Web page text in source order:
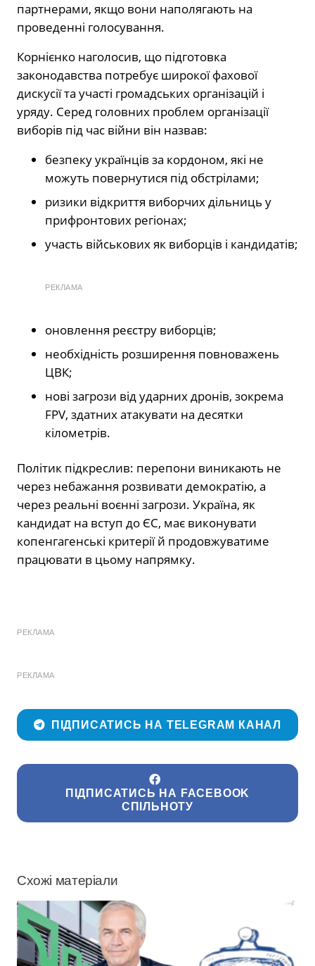
партнерами, якщо вони наполягають на
проведенні голосування.
Корнієнко наголосив, що підготовка
законодавства потребує широкої фахової
дискусії та участі громадських організацій і
уряду. Серед головних проблем організації
виборів під час війни він назвав:
безпеку українців за кордоном, які не
можуть повернутися під обстрілами;
ризики відкриття виборчих дільниць у
прифронтових регіонах;
участь військових як виборців і кандидатів;
РЕКЛАМА
оновлення реєстру виборців;
необхідність розширення повноважень
ЦВК;
нові загрози від ударних дронів, зокрема
FPV, здатних атакувати на десятки
кілометрів.
Політик підкреслив: перепони виникають не
через небажання розвивати демократію, а
через реальні воєнні загрози. Україна, як
кандидат на вступ до ЄС, має виконувати
копенгагенські критерії й продовжуватиме
працювати в цьому напрямку.
РЕКЛАМА
РЕКЛАМА
ПІДПИСАТИСЬ НА TELEGRAM КАНАЛ
ПІДПИСАТИСЬ НА FACEBOOK
СПІЛЬНОТУ
Схожі матеріали